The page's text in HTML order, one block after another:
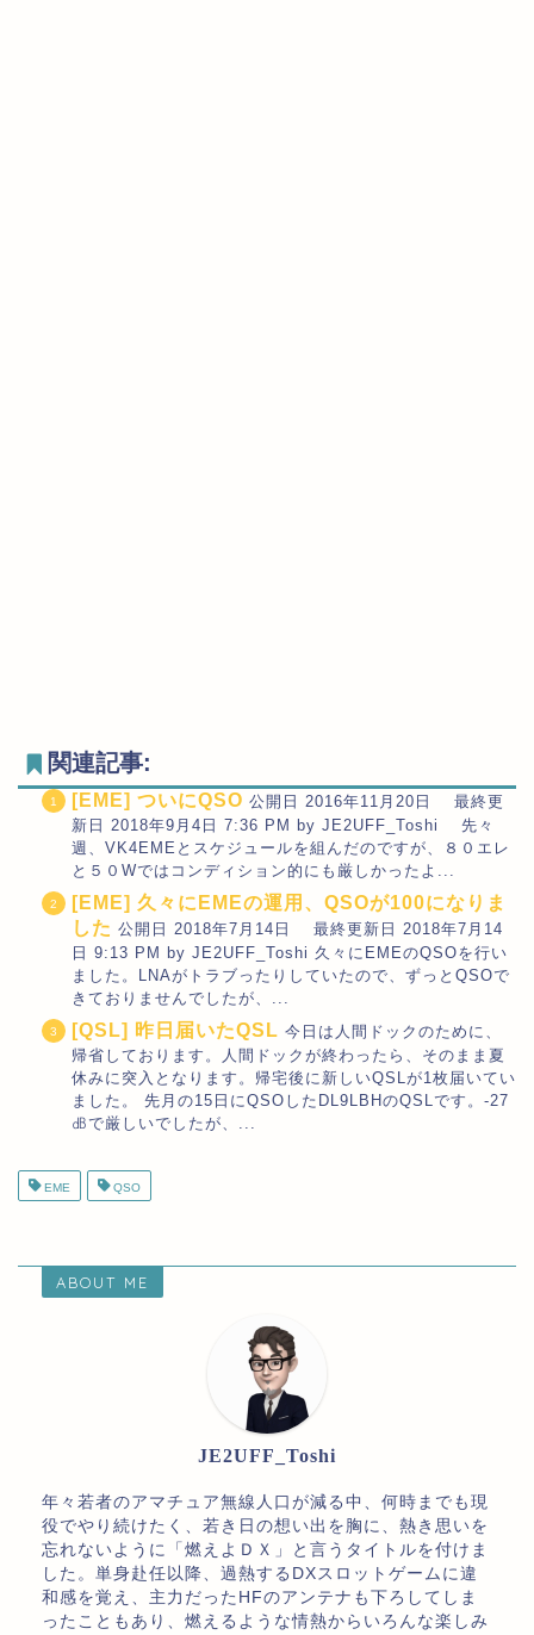
関連記事:
[EME] ついにQSO 公開日 2016年11月20日 最終更
新日 2018年9月4日 7:36 PM by JE2UFF_Toshi 先々
週、VK4EMEとスケジュールを組んだのですが、８０エレ
と５０Wではコンディション的にも厳しかったよ...
[EME] 久々にEMEの運用、QSOが100になりま
した 公開日 2018年7月14日 最終更新日 2018年7月14
日 9:13 PM by JE2UFF_Toshi 久々にEMEのQSOを行い
ました。LNAがトラブったりしていたので、ずっとQSOで
きておりませんでしたが、...
[QSL] 昨日届いたQSL 今日は人間ドックのために、
帰省しております。人間ドックが終わったら、そのまま夏
休みに突入となります。帰宅後に新しいQSLが1枚届いてい
ました。 先月の15日にQSOしたDL9LBHのQSLです。-27
㏈で厳しいでしたが、...
EME QSO
ABOUT ME
JE2UFF_Toshi
年々若者のアマチュア無線人口が減る中、何時までも現
役でやり続けたく、若き日の想い出を胸に、熱き思いを
忘れないように「燃えよＤＸ」と言うタイトルを付けま
した。単身赴任以降、過熱するDXスロットゲームに違
和感を覚え、主力だったHFのアンテナも下ろしてしま
ったこともあり、燃えるような情熱からいろんな楽しみ